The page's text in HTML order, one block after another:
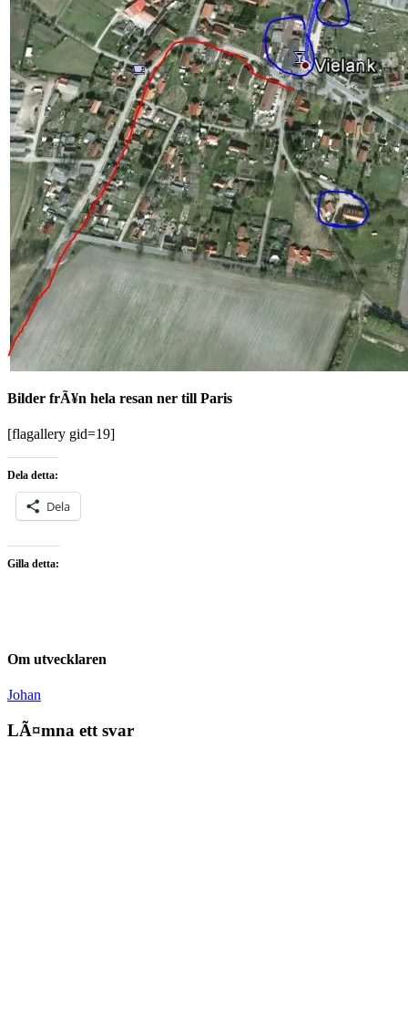
Bilder frÃ¥n hela resan ner till Paris
[flagallery gid=19]
Dela detta:
Dela
Gilla detta:
Om utvecklaren
Johan
LÃ¤mna ett svar